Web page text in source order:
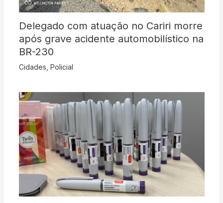
Delegado com atuação no Cariri morre
após grave acidente automobilístico na
BR-230
Cidades Policial